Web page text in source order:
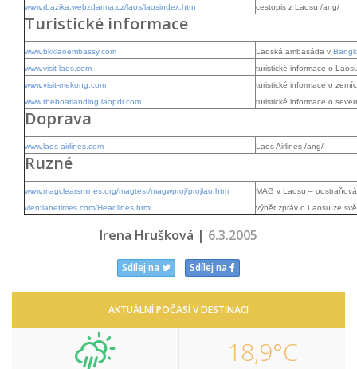
www.rbazika.webzdarma.cz/laos/laosindex.htm
cestopis z Laosu /ang/
Turistické informace
www.bkklaoembassy.com Laoská ambasáda v
www.visit-laos.com
turistické informace o
www.visit-mekong.com
turistické informace o
www.theboatlanding.laopdr.com
turistické informace o
Doprava
www.laos-airlines.com Laos Airlines /ang/
Ruzné
www.magclearsmines.org/magtest/magwproj/projlao.htm
MAG v Laosu –
vientianetimes.com/Headlines.html
výběr zpráv o Laosu ze
Irena Hrušková | 6.3.2005
Sdílej na Sdílej na
AKTUÁLNÍ POČASÍ V DESTINACI
18,9°C